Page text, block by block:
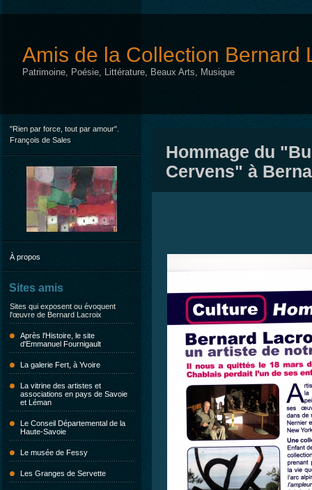
Amis de la Collection Bernard
Patrimoine, Poésie, Littérature, Beaux Arts, Musique
"Rien par force, tout par amour".
François de Sales
À propos
Sites amis
Sites qui exposent ou évoquent
l'œuvre de Bernard Lacroix
Après l'Histoire, le site
d'Emmanuel Fournigault
La galerie Fert, à Yvoire
La vitrine des artistes et
associations en pays de Savoie
et Léman
Le Conseil Départemental de la
Haute-Savoie
Le musée de Fessy
Les Granges de Servette
Hommage du
Cervens" à